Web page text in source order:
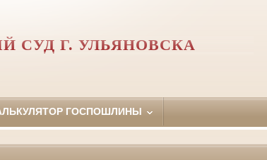
СУД Г. УЛЬЯНОВСКА
ГОСПОШЛИНЫ